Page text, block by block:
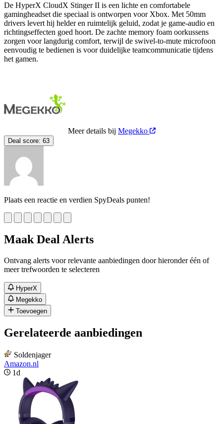
De HyperX CloudX Stinger II is een lichte en comfortabele
gamingheadset die speciaal is ontworpen voor Xbox. Met 50mm
drivers levert hij helder en ruimtelijk geluid, zodat je game-audio en
richtingseffecten goed hoort. De zachte memory foam oorkussens
zorgen voor langdurig comfort, terwijl de swivel-to-mute microfoon
eenvoudig te bedienen is voor duidelijke teamcommunicatie tijdens
het gamen.
Meer details bij Megekko
Deal score: 63
Plaats een reactie en verdien SpyDeals punten!
Maak Deal Alerts
Ontvang alerts voor relevante aanbiedingen door hieronder één of
meer trefwoorden te selecteren
HyperX
Megekko
Toevoegen
Gerelateerde aanbiedingen
Soldenjager
Amazon.nl
1d